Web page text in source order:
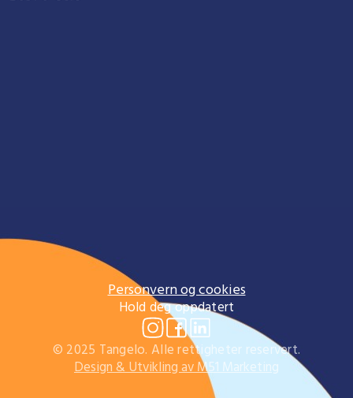
Personvern og cookies
Hold deg oppdatert
© 2025 Tangelo. Alle rettigheter reservert.
Design & Utvikling av M51 Marketing